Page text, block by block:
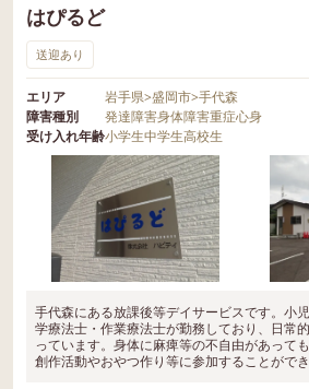
はぴるど
送迎あり
エリア 岩手県>盛岡市>手代森
障害種別
発達障害身体障害重症心身
受け入れ年齢小学生中学生高校生
手代森にある放課後等デイサービスです。小
学療法士・作業療法士が勤務しており、日常
っています。身体に麻痺等の不自由があって
創作活動やおやつ作り等に参加することができ